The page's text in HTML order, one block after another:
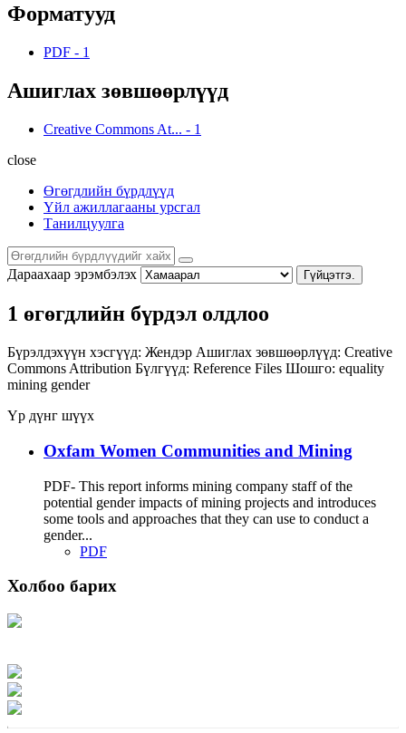
Форматууд
PDF - 1
Ашиглах зөвшөөрлүүд
Creative Commons At... - 1
close
Өгөгдлийн бүрдлүүд
Үйл ажиллагааны урсгал
Танилцуулга
Дараахаар эрэмбэлэх Гүйцэтгэ.
1 өгөгдлийн бүрдэл олдлоо
Бүрэлдэхүүн хэсгүүд: Жендэр Ашиглах зөвшөөрлүүд: Creative
Commons Attribution Бүлгүүд: Reference Files Шошго: equality
mining gender
Үр дүнг шүүх
Oxfam Women Communities and Mining
PDF- This report informs mining company staff of the
potential gender impacts of mining projects and introduces
some tools and approaches that they can use to conduct a
gender...
PDF
Холбоо барих